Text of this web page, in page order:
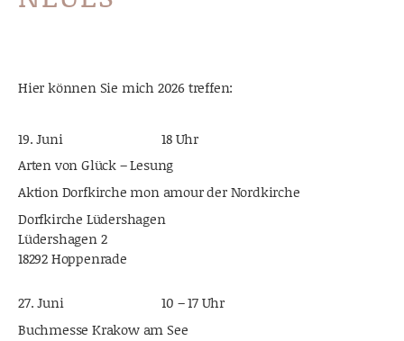
Hier können Sie mich 2026 treffen:
19. Juni
18 Uhr
Arten von Glück – Lesung
Aktion Dorfkirche mon amour der Nordkirche
Dorfkirche Lüdershagen
Lüdershagen 2
18292 Hoppenrade
27. Juni
10 – 17 Uhr
Buchmesse Krakow am See